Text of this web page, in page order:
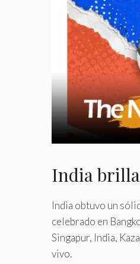
India
India obtuvo un
celebrado en
Singapur, India,
vivo.